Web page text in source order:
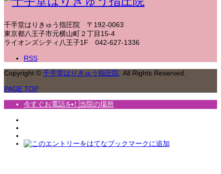
千手堂はりきゅう指圧院
〒192-0063
東京都八王子市元横山町２丁目15-4
ライオンズシティ八王子1F
042-627-1336
RSS
Copyright © 千手堂はりきゅう指圧院. All Rights Reserved.
PAGE TOP
今すぐお電話を！ 当院の場所